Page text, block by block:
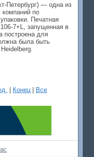
Петербург) — одна из
по
Печатная
7+L, запущенная в
построена для
была быть
Конец Все